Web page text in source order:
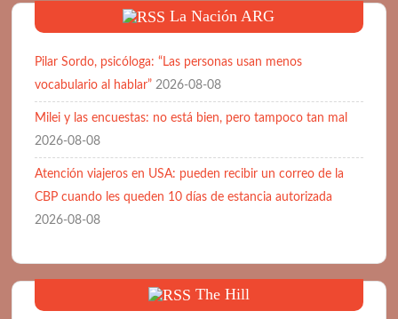
La Nación ARG
Pilar Sordo, psicóloga: “Las personas usan menos
vocabulario al hablar” 2026-08-08
Milei y las encuestas: no está bien, pero tampoco tan mal
2026-08-08
Atención viajeros en USA: pueden recibir un correo de la
CBP cuando les queden 10 días de estancia autorizada
2026-08-08
The Hill